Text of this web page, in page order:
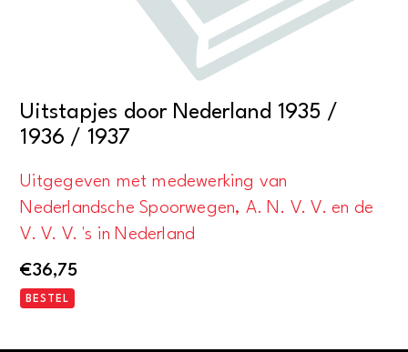
Uitstapjes door Nederland 1935 /
1936 / 1937
Uitgegeven met medewerking van
Nederlandsche Spoorwegen, A. N. V. V. en de
V. V. V. 's in Nederland
€36,75
BESTEL